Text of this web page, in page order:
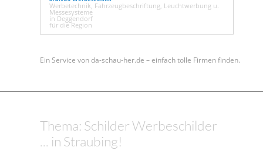
Werbetechnik, Fahrzeugbeschriftung, Leuchtwerbung u.
Messesysteme
in Deggendorf
für die Region
Ein Service von da-schau-her.de – einfach tolle Firmen finden.
Thema: Schilder Werbeschilder
... in Straubing!